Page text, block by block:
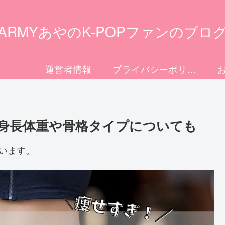
あやのK-POPファンのブロ
運営者情報 プライバシーポリシー
体重や骨格タイプについても
す。